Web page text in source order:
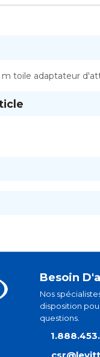
toile adaptateur
Besoin
Nos
disposition
questions.